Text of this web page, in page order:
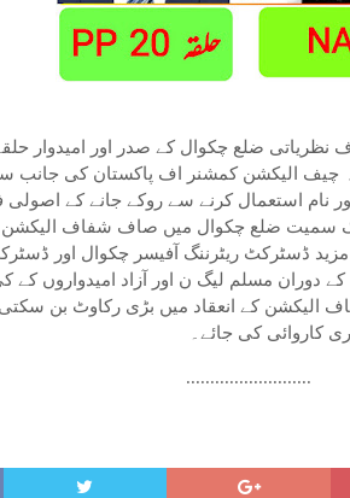
الیکشن کمشنر اف پاکستان کی جانب سے
نام استعمال کرنے سے روکے جانے کے اصولی
سمیت ضلع چکوال میں صاف شفاف الیکشن
ڈسٹرکٹ ریٹرننگ آفیسر چکوال اور
دوران مسلم لیگ ن اور آزاد امیدواروں
کے انعقاد میں بڑی رکاوٹ بن سکتی
کاروائی کی جائے۔
..........................